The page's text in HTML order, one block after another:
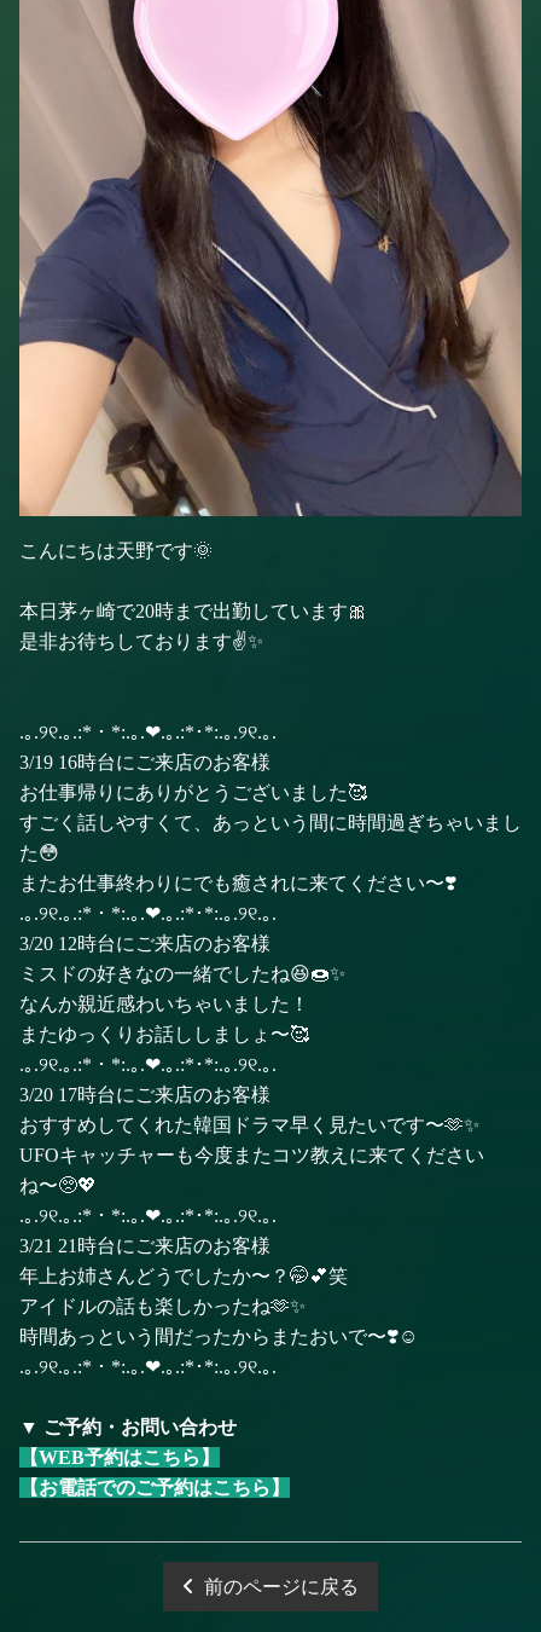
こんにちは天野です🌞
本日茅ヶ崎で20時まで出勤しています🎀
是非お待ちしております✌️✨
.｡.୨୧.｡.:*・*:.｡.❤︎.｡.:*･*:.｡.୨୧︎.｡.
3/19 16時台にご来店のお客様
お仕事帰りにありがとうございました🥰
すごく話しやすくて、あっという間に時間過ぎちゃいまし
た😳
またお仕事終わりにでも癒されに来てください〜❣️
.｡.୨୧.｡.:*・*:.｡.❤︎.｡.:*･*:.｡.୨୧︎.｡.
3/20 12時台にご来店のお客様
ミスドの好きなの一緒でしたね😆🍩✨
なんか親近感わいちゃいました！
またゆっくりお話ししましょ〜🥰
.｡.୨୧.｡.:*・*:.｡.❤︎.｡.:*･*:.｡.୨୧︎.｡.
3/20 17時台にご来店のお客様
おすすめしてくれた韓国ドラマ早く見たいです〜🫶✨
UFOキャッチャーも今度またコツ教えに来てください
ね〜🥺💖
.｡.୨୧.｡.:*・*:.｡.❤︎.｡.:*･*:.｡.୨୧︎.｡.
3/21 21時台にご来店のお客様
年上お姉さんどうでしたか〜？🤭💕笑
アイドルの話も楽しかったね🫶✨
時間あっという間だったからまたおいで〜❣️☺️
.｡.୨୧.｡.:*・*:.｡.❤︎.｡.:*･*:.｡.୨୧︎.｡.
▼ ご予約・お問い合わせ
【WEB予約はこちら】
【お電話でのご予約はこちら】
前のページに戻る